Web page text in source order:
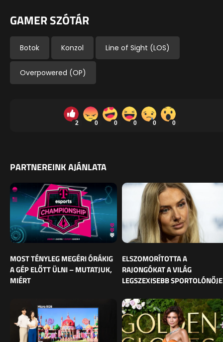
GAMER SZÓTÁR
Botok Konzol Line of Sight (LOS)
Overpowered (OP)
2 0 0 0 0 0
PARTNEREINK AJÁNLATA
MOST TÉNYLEG MEGÉRI ÓRÁKIG
A GÉP ELŐTT ÜLNI – MUTATJUK,
MIÉRT
ELSZOMORÍTOTTA A
RAJONGÓKAT A VILÁG
LEGSZEXISEBB SPORTOLÓNŐJE